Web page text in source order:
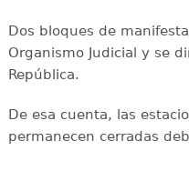
Dos bloques de
Organismo Judicial y se
República.
De esa cuenta, las
permanecen cerradas